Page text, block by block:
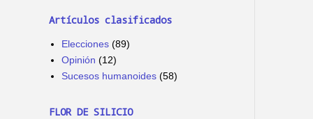
Artículos clasificados
Elecciones (89)
Opinión (12)
Sucesos humanoides (58)
FLOR DE SILICIO